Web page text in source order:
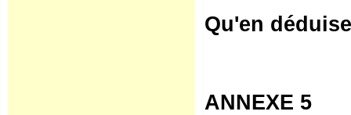
Qu'en
ANNEXE 5